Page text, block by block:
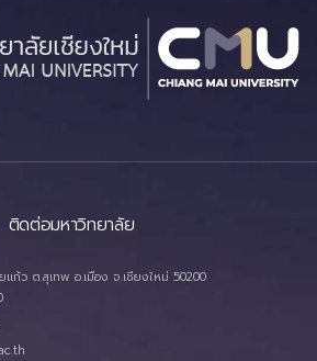
ติดต่อมหาวิทยาลัย
ก้ว ต.สุเทพ อ.เมือง จ.เชียงใหม่ 50200